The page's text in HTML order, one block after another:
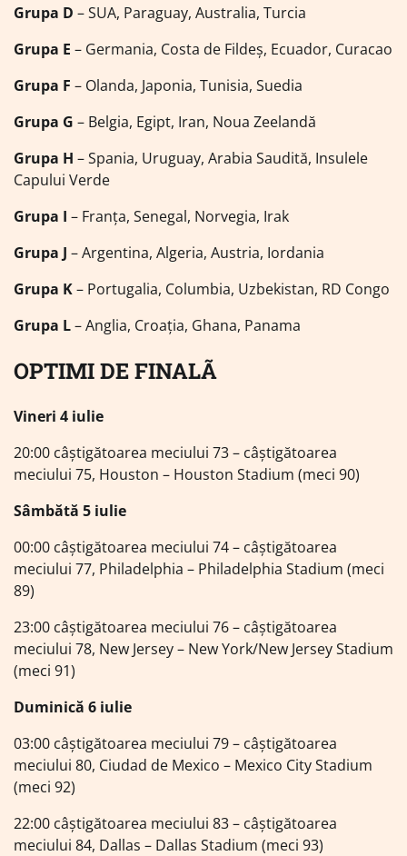
Grupa D – SUA, Paraguay, Australia, Turcia
Grupa E – Germania, Costa de Fildeș, Ecuador, Curacao
Grupa F – Olanda, Japonia, Tunisia, Suedia
Grupa G – Belgia, Egipt, Iran, Noua Zeelandă
Grupa H – Spania, Uruguay, Arabia Saudită, Insulele
Capului Verde
Grupa I – Franța, Senegal, Norvegia, Irak
Grupa J – Argentina, Algeria, Austria, Iordania
Grupa K– Portugalia, Columbia, Uzbekistan, RD Congo
Grupa L– Anglia, Croația, Ghana, Panama
OPTIMI DE FINALÃ
Vineri 4 iulie
20:00 câștigătoarea meciului 73 – câștigătoarea
meciului 75, Houston – Houston Stadium (meci 90)
Sâmbătă 5 iulie
00:00 câștigătoarea meciului 74 – câștigătoarea
meciului 77, Philadelphia – Philadelphia Stadium (meci
89)
23:00 câștigătoarea meciului 76 – câștigătoarea
meciului 78, New Jersey – New York/New Jersey Stadium
(meci 91)
Duminică 6 iulie
03:00 câștigătoarea meciului 79 – câștigătoarea
meciului 80, Ciudad de Mexico – Mexico City Stadium
(meci 92)
22:00 câștigătoarea meciului 83 – câștigătoarea
meciului 84, Dallas – Dallas Stadium (meci 93)